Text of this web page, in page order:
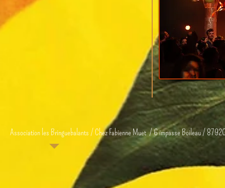
Association les Bringuebalants / Chez Fabienne Muet / 6 impasse Boileau /